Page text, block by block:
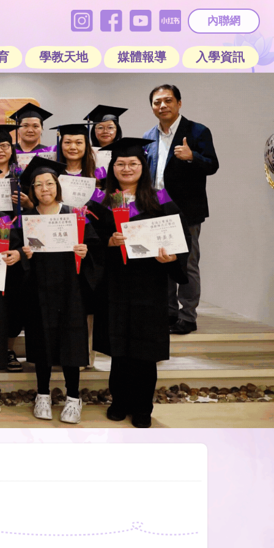
內聯網
學教天地 媒體報導 入學資訊